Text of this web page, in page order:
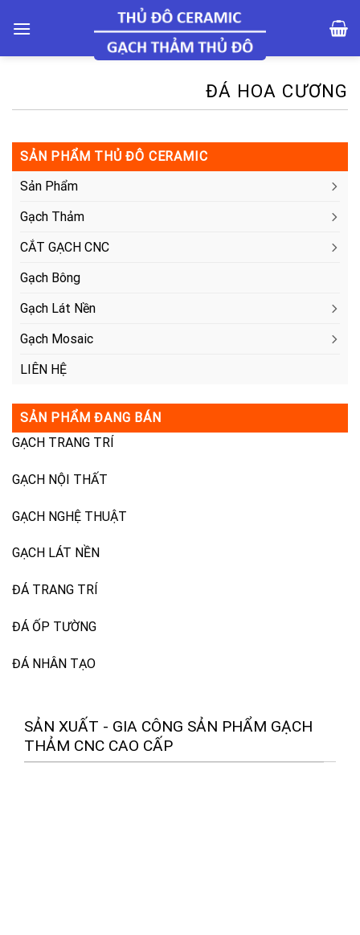
ĐÁ HOA CƯƠNG
SẢN PHẨM THỦ ĐÔ CERAMIC
Sản Phẩm
Gạch Thảm
CẮT GẠCH CNC
Gạch Bông
Gạch Lát Nền
Gạch Mosaic
LIÊN HỆ
SẢN PHẨM ĐANG BÁN
GẠCH TRANG TRÍ
GẠCH NỘI THẤT
GẠCH NGHỆ THUẬT
GẠCH LÁT NỀN
ĐÁ TRANG TRÍ
ĐÁ ỐP TƯỜNG
ĐÁ NHÂN TẠO
SẢN XUẤT - GIA CÔNG SẢN PHẨM GẠCH
THẢM CNC CAO CẤP